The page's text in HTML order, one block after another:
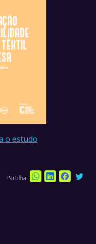
o estudo
Partilha:
ShareShareShare